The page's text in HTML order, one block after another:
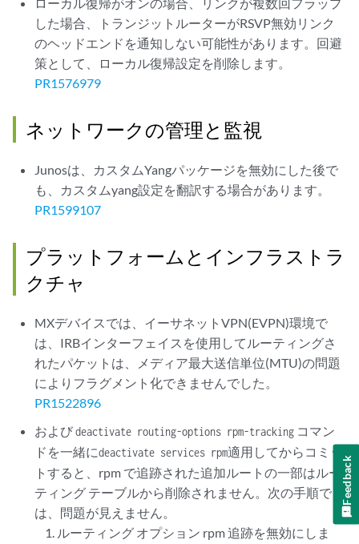
した場合、トランジットルーターがRSVP無効リンク
のヘッドエンドを通知しない可能性があります。回避
策として、ローカル復帰設定を削除します。
PR1576979
ネットワークの管理と監視
Junosは、カスタムYangパッケージを無効にした後で
も、カスタムyang設定を翻訳する場合があります。
PR1599107
プラットフォームとインフラストラ
クチャ
MXデバイスでは、イーサネットVPN(EVPN)環境で
は、IRBインターフェイスを使用してルーティングさ
れたパケットは、メディア最大送信単位(MTU)の問題
によりフラグメント化できませんでした。
PR1522896
およびdeactivate routing-options rpm-tracking コマン
ドを一緒にdeactivate services rpm適用してからコミッ
トすると、rpm で追跡された追加ルートの一部はルー
ティング テーブルから削除されません。次の手順で
は、問題が見えません。
ルーティング オプション rpm 追跡を無効にしま
Feedback